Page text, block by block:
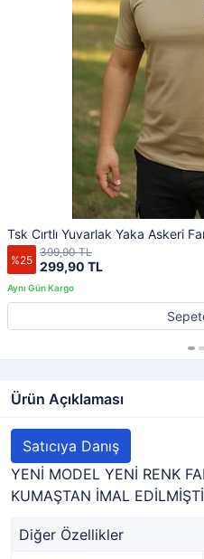
Tsk Cırtlı Yuvarlak Yaka Askeri
%25 299,90 TL
399,90 TL
Ürün Açıklaması
Satıcıya Danış
YENİ MODEL YENİ RENK
KUMAŞTAN İMAL
Diğer Özellikler